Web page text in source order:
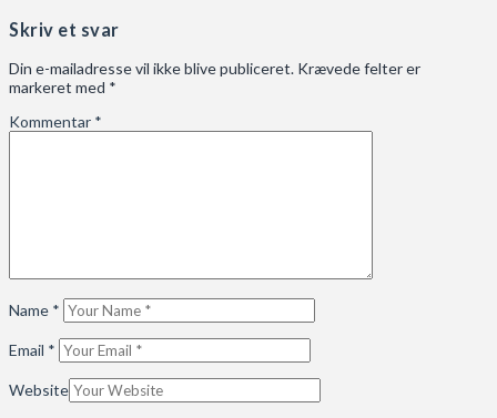
Skriv et svar
Din e-mailadresse vil ikke blive publiceret. Krævede felter er
markeret med *
Kommentar *
Name *
Email *
Website